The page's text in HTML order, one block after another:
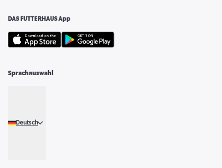
DAS FUTTERHAUS App
Sprachauswahl
Deutsch